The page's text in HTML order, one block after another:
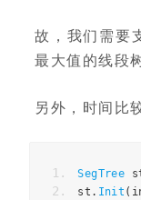
故，我们需要
最大值的线段树
另外，时间比
SegTree
st . Init (